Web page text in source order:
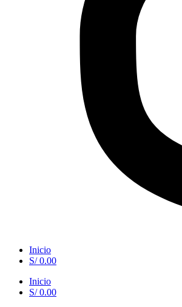
Inicio
S/0.00
Inicio
S/0.00